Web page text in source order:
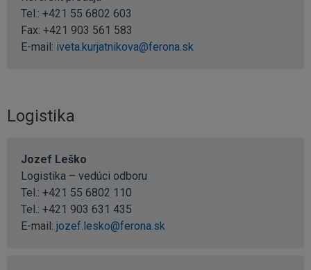
Tel.: +421 55 6802 603
Fax: +421 903 561 583
E-mail: iveta.kurjatnikova@ferona.sk
Logistika
Jozef Leško
Logistika – vedúci odboru
Tel.: +421 55 6802 110
Tel.: +421 903 631 435
E-mail: jozef.lesko@ferona.sk